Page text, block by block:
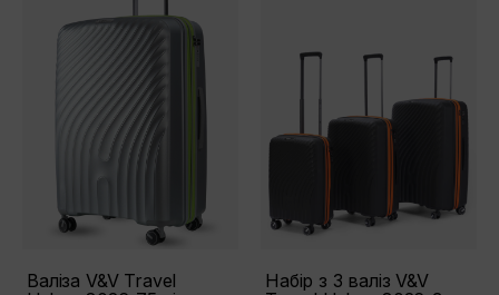
Валіза V&V Travel
Набір з 3 валіз V&V